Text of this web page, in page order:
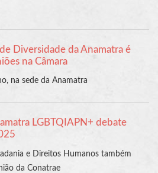
Diversidade da Anamatra é
na Câmara
na sede da Anamatra
LGBTQIAPN+ debate
e Direitos Humanos também
da Conatrae